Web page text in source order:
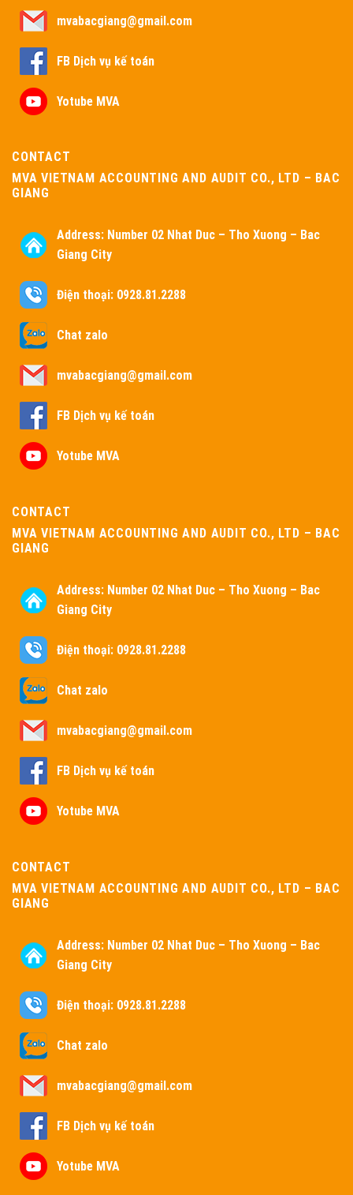
mvabacgiang@gmail.com
FB Dịch vụ kế toán
Yotube MVA
CONTACT
MVA VIETNAM ACCOUNTING AND AUDIT CO., LTD – BAC
GIANG
Address: Number 02 Nhat Duc – Tho Xuong – Bac
Giang City
Điện thoại: 0928.81.2288
Chat zalo
mvabacgiang@gmail.com
FB Dịch vụ kế toán
Yotube MVA
CONTACT
MVA VIETNAM ACCOUNTING AND AUDIT CO., LTD – BAC
GIANG
Address: Number 02 Nhat Duc – Tho Xuong – Bac
Giang City
Điện thoại: 0928.81.2288
Chat zalo
mvabacgiang@gmail.com
FB Dịch vụ kế toán
Yotube MVA
CONTACT
MVA VIETNAM ACCOUNTING AND AUDIT CO., LTD – BAC
GIANG
Address: Number 02 Nhat Duc – Tho Xuong – Bac
Giang City
Điện thoại: 0928.81.2288
Chat zalo
mvabacgiang@gmail.com
FB Dịch vụ kế toán
Yotube MVA